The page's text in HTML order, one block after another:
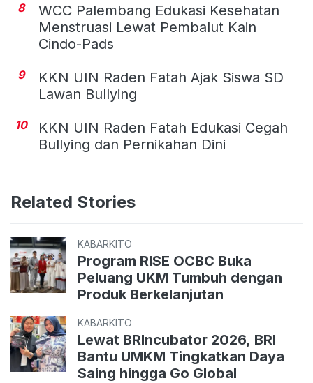
8
WCC Palembang Edukasi Kesehatan
Menstruasi Lewat Pembalut Kain
Cindo-Pads
9
KKN UIN Raden Fatah Ajak Siswa SD
Lawan Bullying
10
KKN UIN Raden Fatah Edukasi Cegah
Bullying dan Pernikahan Dini
Related Stories
KABARKITO
Program RISE OCBC Buka
Peluang UKM Tumbuh dengan
Produk Berkelanjutan
KABARKITO
Lewat BRIncubator 2026, BRI
Bantu UMKM Tingkatkan Daya
Saing hingga Go Global